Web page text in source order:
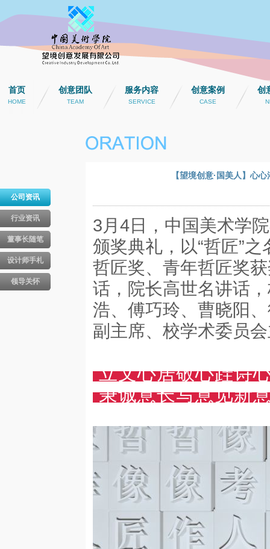
首页
HOME
创意团队
TEAM
服务内容
SERVICE
创意案例
CASE
创
公司资讯
行业资讯
董事长随笔
设计师手札
领导关怀
【望境创意·国美人】心
3月4日，中国美术学
颁奖典礼，以“哲匠”
哲匠奖、青年哲匠奖
话，院长高世名讲话
浩、傅巧玲、曹晓阳
副主席、校学术委员
立文心居敬心跬诗
秉诚意长写意觅新